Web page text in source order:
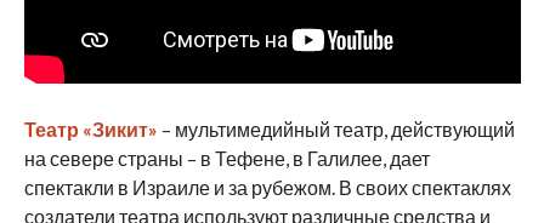
Театр «Зикит» – мультимедийный театр, действующий
на севере страны – в Тефене, в Галилее, дает
спектакли в Израиле и за рубежом. В своих спектаклях
создатели театра используют различные средства и